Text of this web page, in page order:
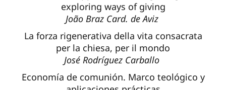
exploring ways of giving
João Braz Card. de Aviz
La forza rigenerativa della vita consacrata
per la chiesa, per il mondo
José Rodríguez Carballo
Economía de comunión. Marco teológico y